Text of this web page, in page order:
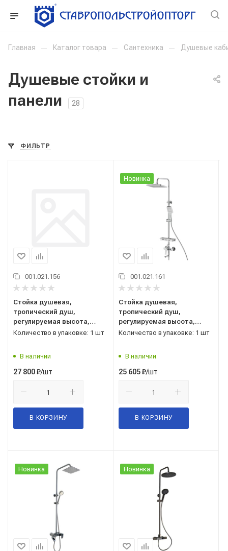
Главная — Каталог товара — Сантехника — Душевые
Душевые стойки и
панели
28
ФИЛЬТР
001.021.156
Стойка душевая,
тропический душ,
регулируемая высота,
черный, RS27-46BL,
Количество в упаковке: 1 шт
В наличии
27 800₽/шт
В КОРЗИНУ
Новинка
001.021.161
Стойка душевая,
тропический душ,
регулируемая высота,
DR22071, DecoRoom
Количество в упаковке: 1 шт
В наличии
25 605₽/шт
В КОРЗИНУ
Новинка Новинка